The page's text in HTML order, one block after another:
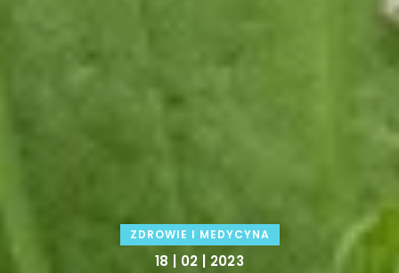
LIFE & STYLE
15 | 02 | 2023